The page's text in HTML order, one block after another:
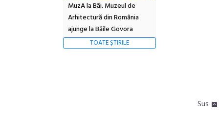
MuzA la Băi. Muzeul de
Arhitectură din România
ajunge la Băile Govora
TOATE ȘTIRILE
Sus